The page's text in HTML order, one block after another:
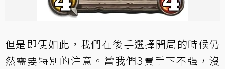
但是即便如此，我們在後手選擇開局的時候仍
然需要特別的注意。當我們3費手下不强，沒